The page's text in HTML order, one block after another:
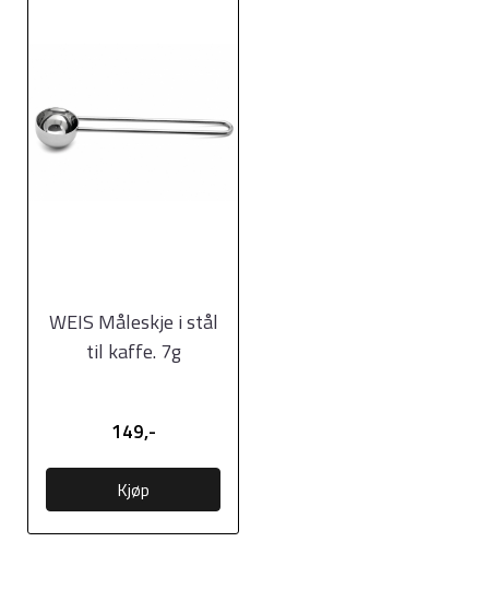
WEIS Måleskje i stål
til kaffe. 7g
149,-
Kjøp